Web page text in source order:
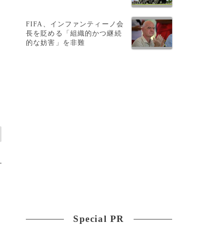
FIFA、インファンティーノ会
長を貶める「組織的かつ継続
的な妨害」を非難
Special PR